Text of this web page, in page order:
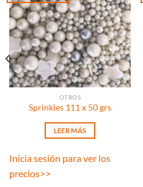
OTROS
Sprinkles 111 x 50 grs
LEER MÁS
Inicia sesión para ver los
precios>>